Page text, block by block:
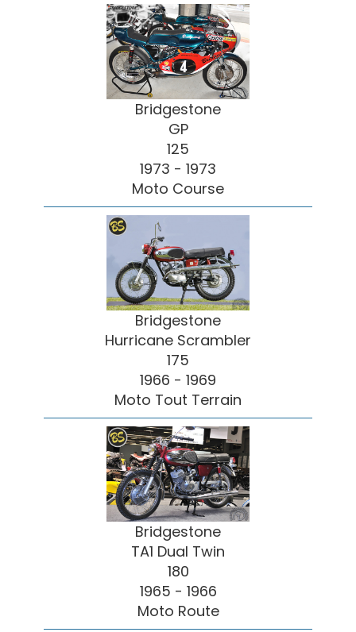
Bridgestone
GP
125
1973 - 1973
Moto Course
Bridgestone
Hurricane Scrambler
175
1966 - 1969
Moto Tout Terrain
Bridgestone
TA1 Dual Twin
180
1965 - 1966
Moto Route